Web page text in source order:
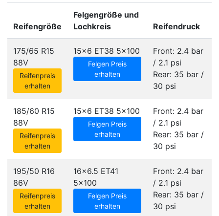
Reifengröße
Felgengröße und
Lochkreis
Reifendruck
175/65 R15
88V
Reifenpreis
erhalten
15x6 ET38 5x100
Felgen Preis
erhalten
Front: 2.4 bar
/ 2.1 psi
Rear: 35 bar /
30 psi
185/60 R15
88V
Reifenpreis
erhalten
15x6 ET38 5x100
Felgen Preis
erhalten
Front: 2.4 bar
/ 2.1 psi
Rear: 35 bar /
30 psi
195/50 R16
86V
Reifenpreis
erhalten
16x6.5 ET41
5x100
Felgen Preis
erhalten
Front: 2.4 bar
/ 2.1 psi
Rear: 35 bar /
30 psi